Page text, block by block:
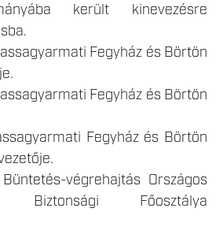
került kinevezésre
Fegyház és Börtön
Fegyház és Börtön
Fegyház és Börtön
végrehajtás Országos
Biztonsági Főosztálya